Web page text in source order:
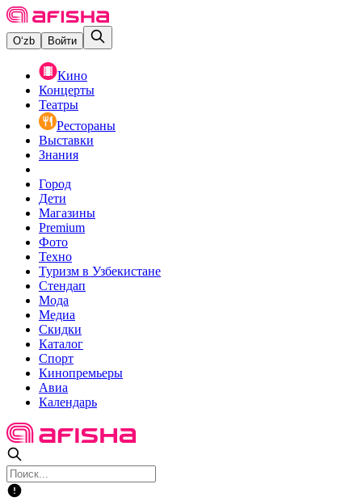
O‘zb Войти
Кино
Концерты
Театры
Рестораны
Выставки
Знания
Город
Дети
Магазины
Premium
Фото
Техно
Туризм в Узбекистане
Стендап
Мода
Медиа
Скидки
Каталог
Спорт
Кинопремьеры
Авиа
Календарь